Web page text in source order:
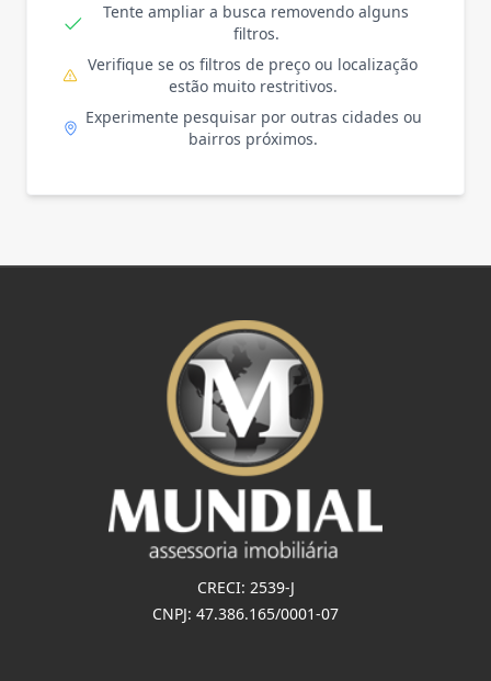
Tente ampliar a busca removendo alguns
filtros.
Verifique se os filtros de preço ou localização
estão muito restritivos.
Experimente pesquisar por outras cidades ou
bairros próximos.
CRECI: 2539-J
CNPJ: 47.386.165/0001-07